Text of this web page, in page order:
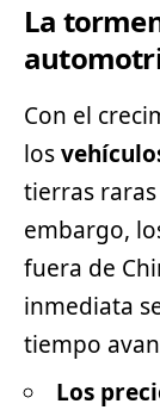
La
Con el
los
tierras
embargo,
fuera de
inmediata
tiempo
Los